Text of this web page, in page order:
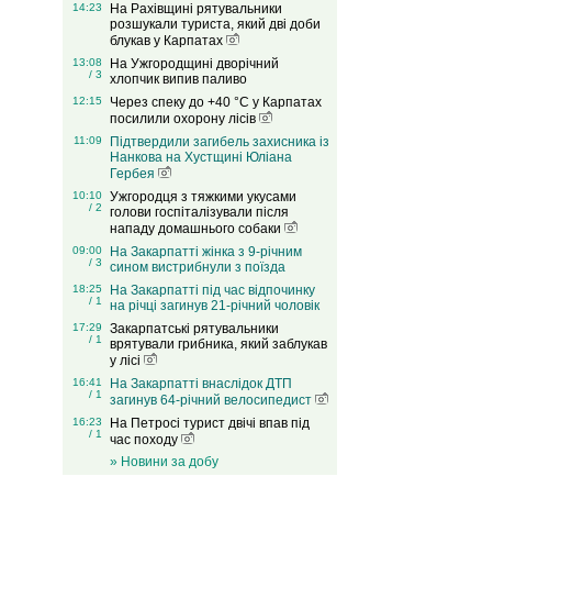
14:23
На Рахівщині рятувальники
розшукали туриста, який дві доби
блукав у Карпатах
13:08
/ 3
На Ужгородщині дворічний
хлопчик випив паливо
12:15
Через спеку до +40 °C у Карпатах
посилили охорону лісів
11:09
Підтвердили загибель захисника із
Нанкова на Хустщині Юліана
Гербея
10:10
/ 2
Ужгородця з тяжкими укусами
голови госпіталізували після
нападу домашнього собаки
09:00
/ 3
На Закарпатті жінка з 9-річним
сином вистрибнули з поїзда
18:25
/ 1
На Закарпатті під час відпочинку
на річці загинув 21-річний чоловік
17:29
/ 1
Закарпатські рятувальники
врятували грибника, який заблукав
у лісі
16:41
/ 1
На Закарпатті внаслідок ДТП
загинув 64-річний велосипедист
16:23
/ 1
На Петросі турист двічі впав під
час походу
» Новини за добу